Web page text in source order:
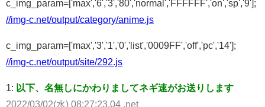
c_img_param=['max','6','3','80','normal','FFFFFF','on','sp','9'];
//img-c.net/output/category/anime.js
c_img_param=['max','3','1','0','list','0009FF','off','pc','14'];
//img-c.net/output/site/292.js
1: 以下、名無しにかわりましてネギ速がお送りします
2022/03/02(水) 08:27:23.04 .net